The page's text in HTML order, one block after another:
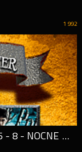
1 992
MARATON HARRY POTTER CZ. 5 - 8 - NOCNE MARATONY FILMOWE